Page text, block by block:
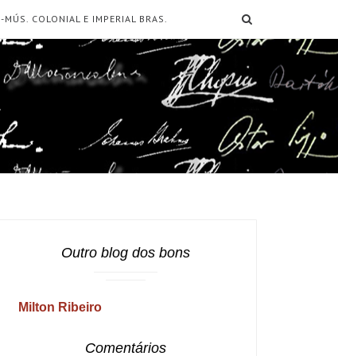
-MÚS. COLONIAL E IMPERIAL BRAS.
Outro blog dos bons
Milton Ribeiro
Comentários